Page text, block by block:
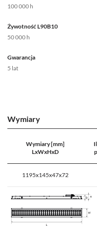
100 000 h
Żywotność L90B10
50 000 h
Gwarancja
5 lat
Wymiary
Wymiary [mm]
LxWxHxD
1195x145x47x72